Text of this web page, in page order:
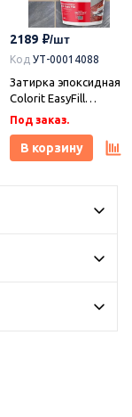
2189
Код УТ-00014088
Затирка эпоксидная
Colorit EasyFill
бежевый 1 кг,
Плитонит
Под заказ.
В корзину